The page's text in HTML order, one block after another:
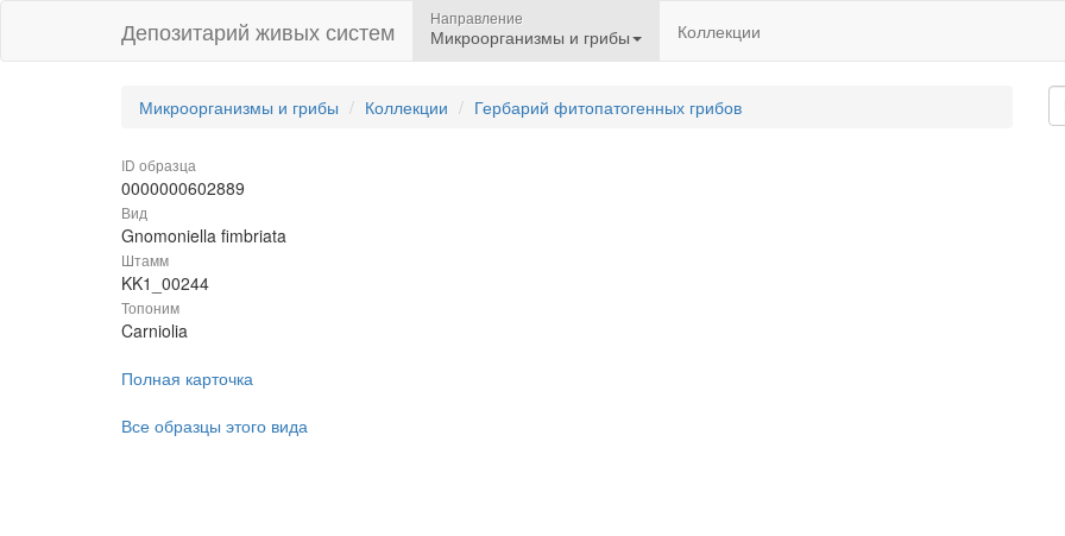
Депозитарий живых систем Направление
Микроорганизмы и грибы Коллекции
Микроорганизмы и грибы Коллекции Гербарий фитопатогенных грибов
ID образца
0000000602889
Вид
Gnomoniella fimbriata
Штамм
KK1_00244
Топоним
Carniolia
Полная карточка
Все образцы этого вида